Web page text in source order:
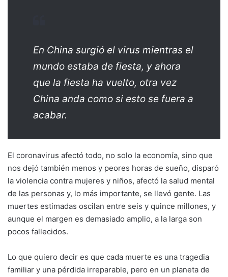
En China surgió el virus mientras el
mundo estaba de fiesta, y ahora
que la fiesta ha vuelto, otra vez
China anda como si esto se fuera a
acabar.
El coronavirus afectó todo, no solo la economía, sino que
nos dejó también menos y peores horas de sueño, disparó
la violencia contra mujeres y niños, afectó la salud mental
de las personas y, lo más importante, se llevó gente. Las
muertes estimadas oscilan entre seis y quince millones, y
aunque el margen es demasiado amplio, a la larga son
pocos fallecidos.
Lo que quiero decir es que cada muerte es una tragedia
familiar y una pérdida irreparable, pero en un planeta de